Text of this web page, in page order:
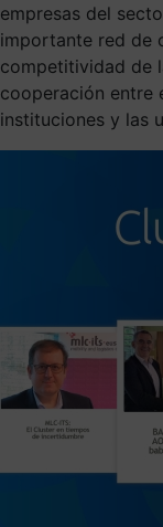
empresas del
importante red de
competitividad de
cooperación entre
instituciones y las